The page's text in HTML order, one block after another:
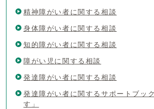
精神障がい者に関する相談
身体障がい者に関する相談
知的障がい者に関する相談
障がい児に関する相談
発達障がい者に関する相談
発達障がい者に関するサポートブッ
す」